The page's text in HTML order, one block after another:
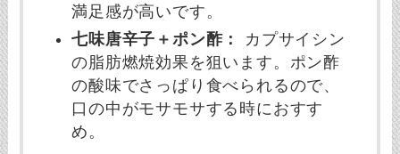
満足感が高いです。
七味唐辛子＋ポン酢：
カプサイシン
の脂肪燃焼効果を狙います。ポン酢
の酸味でさっぱり食べられるので、
口の中がモサモサする時におすす
め。